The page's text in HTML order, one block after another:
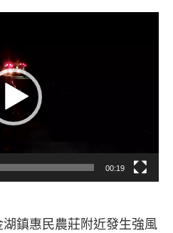
00:19
鎮惠民農莊附近發生強風